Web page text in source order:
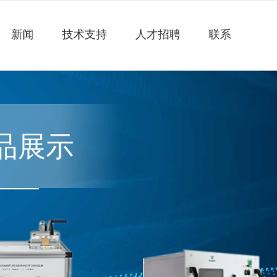
新闻 技术支持 人才招聘 联系
展示